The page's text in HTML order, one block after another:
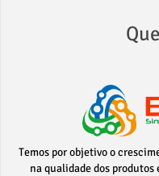
Temos por objetivo o
na qualidade dos